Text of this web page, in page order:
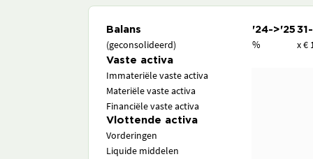
Balans '24->'25
(geconsolideerd) % x €
Vaste activa
Immateriële vaste activa
Materiële vaste activa
Financiële vaste activa
Vlottende activa
Vorderingen
Liquide middelen